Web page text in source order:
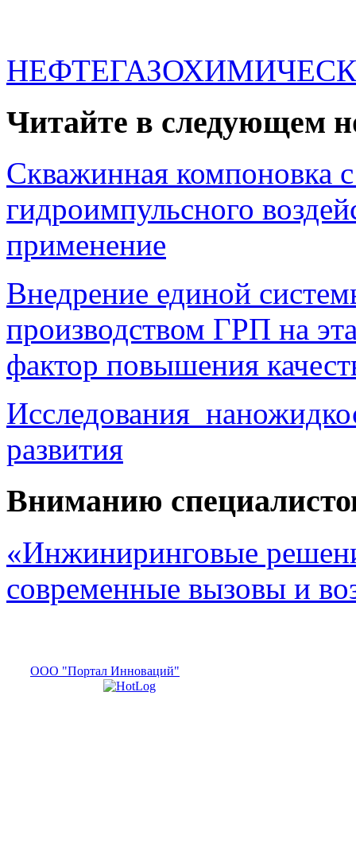
Читайте в следующем
Скважинная компоновка
гидроимпульсного
применение
Внедрение единой
производством ГРП на
фактор повышения
Исследования
развития
Вниманию
«Инжиниринговые
современные вызовы и
ООО "Портал Инноваций"